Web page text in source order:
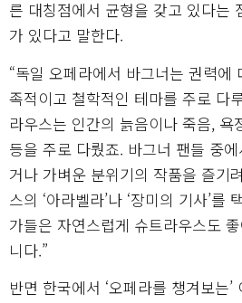
른 대칭점에서 균형을 갖고 있다는
가 있다고 말한다.
“독일 오페라에서 바그너는 권력에
족적이고 철학적인 테마를 주로 다
라우스는 인간의 늙음이나 죽음, 욕
등을 주로 다뤘죠. 바그너 팬들 중
거나 가벼운 분위기의 작품을 즐기
스의 ‘아라벨라’나 ‘장미의 기사’를
가들은 자연스럽게 슈트라우스도
니다.”
반면 한국에서 ‘오페라를 챙겨보는